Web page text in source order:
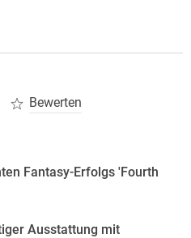
Bewerten
Fantasy-Erfolgs 'Fourth
Ausstattung mit